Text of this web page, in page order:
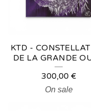
KTD -
DE LA GRANDE
300,00 €
On sale